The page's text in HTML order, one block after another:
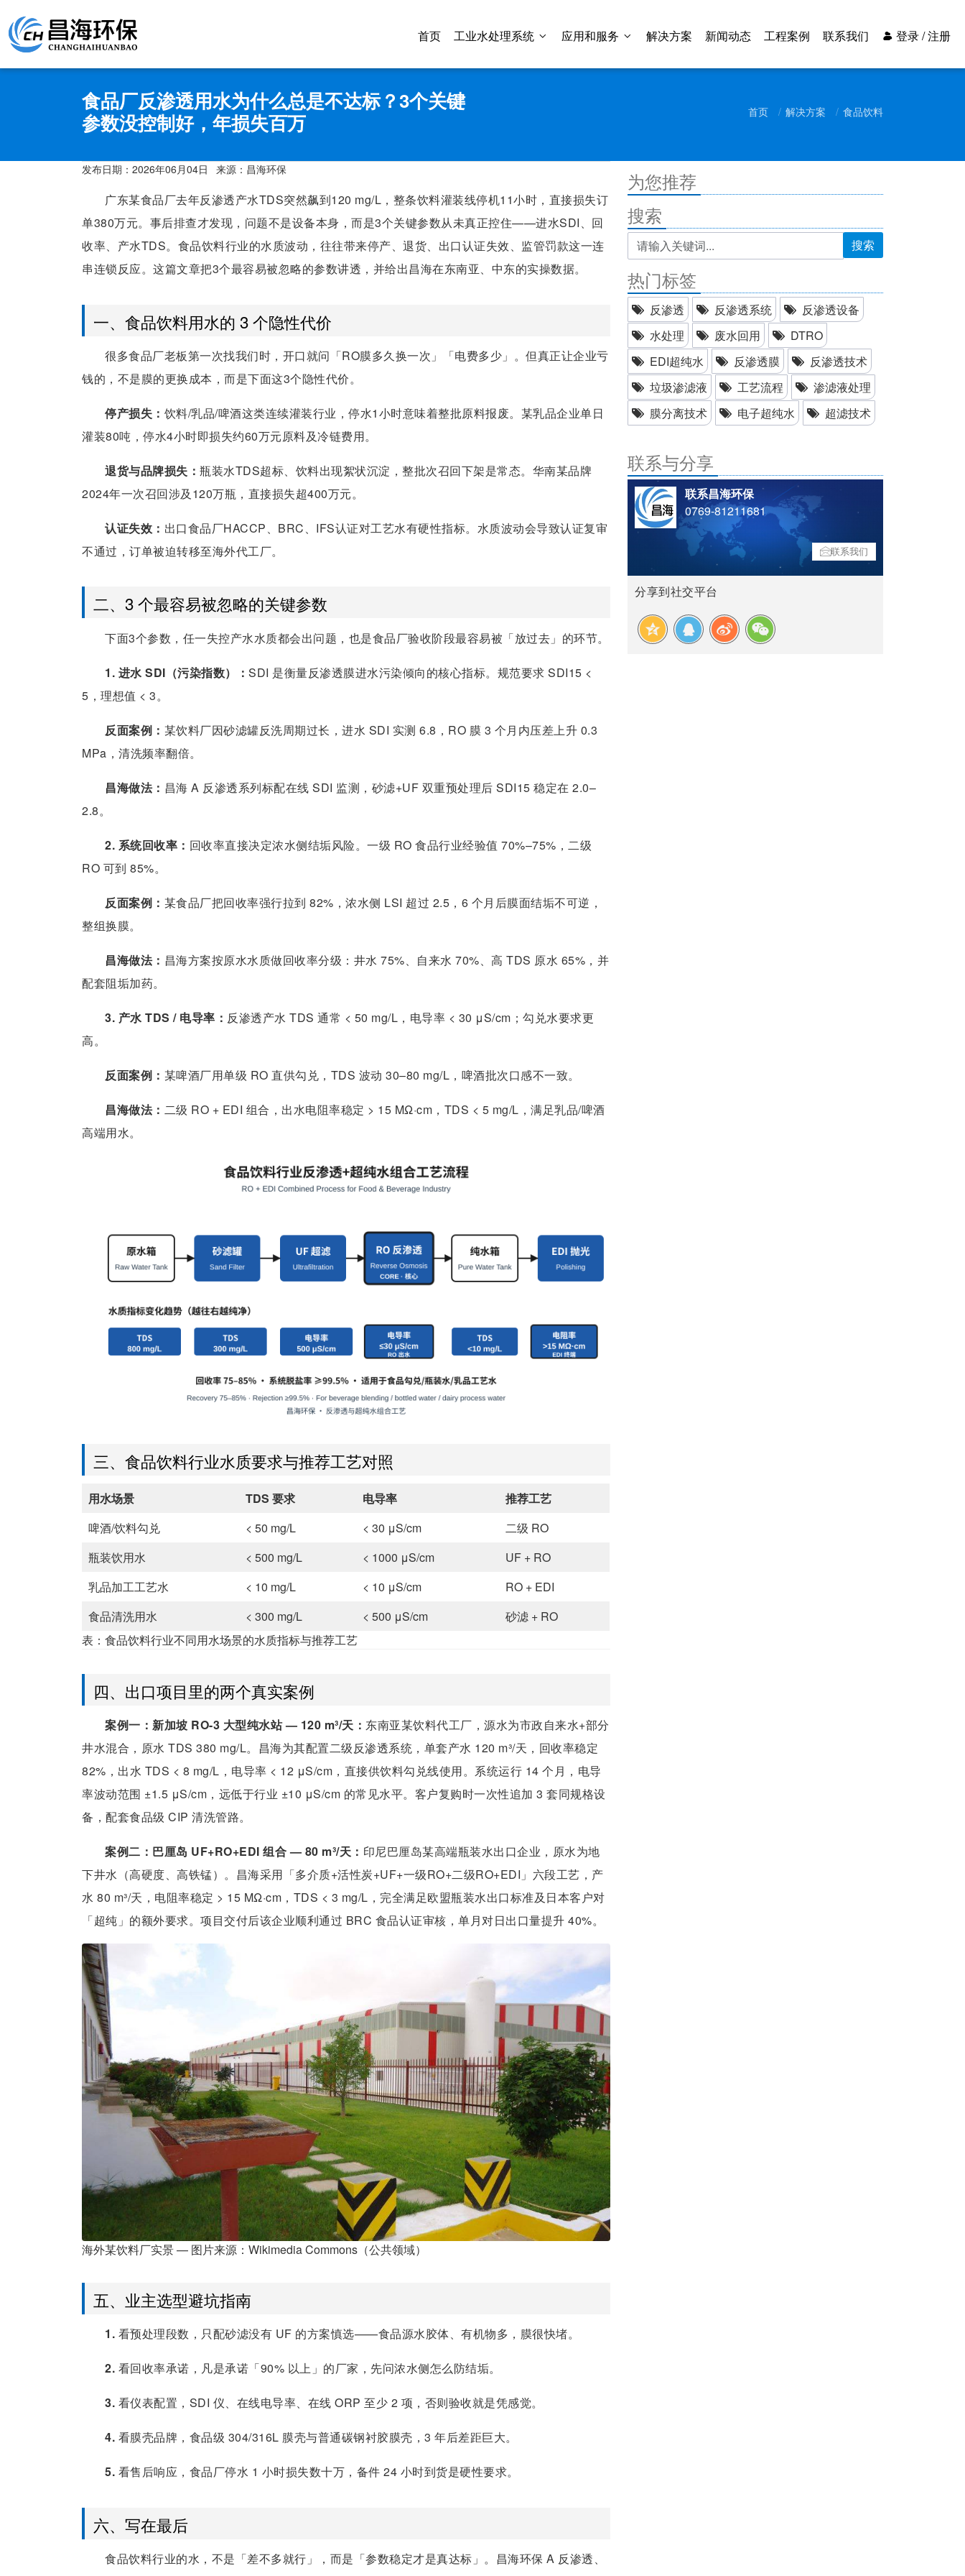
首页 工业水处理系统 应用和服务 解决方案 新闻动态 工程案例 联系我们 登录 / 注册
食品厂反渗透用水为什么总是不达标？3个关键
参数没控制好，年损失百万
首页 解决方案 食品饮料
发布日期： 2026年06月04日 来源：昌海环保
广东某食品厂去年反渗透产水TDS突然飙到120 mg/L，整条饮料灌装线停机11小时，直接损失订
单380万元。事后排查才发现，问题不是设备本身，而是3个关键参数从未真正控住——进水SDI、回
收率、产水TDS。食品饮料行业的水质波动，往往带来停产、退货、出口认证失效、监管罚款这一连
串连锁反应。这篇文章把3个最容易被忽略的参数讲透，并给出昌海在东南亚、中东的实操数据。
一、食品饮料用水的 3 个隐性代价
很多食品厂老板第一次找我们时，开口就问「RO膜多久换一次」「电费多少」。但真正让企业亏
钱的，不是膜的更换成本，而是下面这3个隐性代价。
停产损失： 饮料/乳品/啤酒这类连续灌装行业，停水1小时意味着整批原料报废。某乳品企业单日
灌装80吨，停水4小时即损失约60万元原料及冷链费用。
退货与品牌损失： 瓶装水TDS超标、饮料出现絮状沉淀，整批次召回下架是常态。华南某品牌
2024年一次召回涉及120万瓶，直接损失超400万元。
认证失效： 出口食品厂HACCP、BRC、IFS认证对工艺水有硬性指标。水质波动会导致认证复审
不通过，订单被迫转移至海外代工厂。
二、3 个最容易被忽略的关键参数
下面3个参数，任一失控产水水质都会出问题，也是食品厂验收阶段最容易被「放过去」的环节。
1. 进水 SDI（污染指数）： SDI 是衡量反渗透膜进水污染倾向的核心指标。规范要求 SDI15 <
5，理想值 < 3。
反面案例： 某饮料厂因砂滤罐反洗周期过长，进水 SDI 实测 6.8，RO 膜 3 个月内压差上升 0.3
MPa，清洗频率翻倍。
昌海做法： 昌海 A 反渗透系列标配在线 SDI 监测，砂滤+UF 双重预处理后 SDI15 稳定在 2.0–
2.8。
2. 系统回收率： 回收率直接决定浓水侧结垢风险。一级 RO 食品行业经验值 70%–75%，二级
RO 可到 85%。
反面案例： 某食品厂把回收率强行拉到 82%，浓水侧 LSI 超过 2.5，6 个月后膜面结垢不可逆，
整组换膜。
昌海做法： 昌海方案按原水水质做回收率分级：井水 75%、自来水 70%、高 TDS 原水 65%，并
配套阻垢加药。
3. 产水 TDS / 电导率： 反渗透产水 TDS 通常 < 50 mg/L，电导率 < 30 μS/cm；勾兑水要求更
高。
反面案例： 某啤酒厂用单级 RO 直供勾兑，TDS 波动 30–80 mg/L，啤酒批次口感不一致。
昌海做法： 二级 RO + EDI 组合，出水电阻率稳定 > 15 MΩ·cm，TDS < 5 mg/L，满足乳品/啤酒
高端用水。
三、食品饮料行业水质要求与推荐工艺对照
用水场景 TDS 要求 电导率
推荐工艺
啤酒/饮料勾兑
< 50 mg/L < 30 μS/cm
二级 RO
瓶装饮用水
< 500 mg/L < 1000 μS/cm
UF + RO
乳品加工工艺水
< 10 mg/L < 10 μS/cm
RO + EDI
食品清洗用水
< 300 mg/L < 500 μS/cm
砂滤 + RO
表：食品饮料行业不同用水场景的水质指标与推荐工艺
四、出口项目里的两个真实案例
案例一：新加坡 RO-3 大型纯水站 — 120 m³/天： 东南亚某饮料代工厂，源水为市政自来水+部分
井水混合，原水 TDS 380 mg/L。昌海为其配置二级反渗透系统，单套产水 120 m³/天，回收率稳定
82%，出水 TDS < 8 mg/L，电导率 < 12 μS/cm，直接供饮料勾兑线使用。系统运行 14 个月，电导
率波动范围 ±1.5 μS/cm，远低于行业 ±10 μS/cm 的常见水平。客户复购时一次性追加 3 套同规格设
备，配套食品级 CIP 清洗管路。
案例二：巴厘岛 UF+RO+EDI 组合 — 80 m³/天： 印尼巴厘岛某高端瓶装水出口企业，原水为地
下井水（高硬度、高铁锰）。昌海采用「多介质+活性炭+UF+一级RO+二级RO+EDI」六段工艺，产
水 80 m³/天，电阻率稳定 > 15 MΩ·cm，TDS < 3 mg/L，完全满足欧盟瓶装水出口标准及日本客户对
「超纯」的额外要求。项目交付后该企业顺利通过 BRC 食品认证审核，单月对日出口量提升 40%。
海外某饮料厂实景 — 图片来源：Wikimedia Commons（公共领域）
五、业主选型避坑指南
1. 看预处理段数，只配砂滤没有 UF 的方案慎选——食品源水胶体、有机物多，膜很快堵。
2. 看回收率承诺，凡是承诺「90% 以上」的厂家，先问浓水侧怎么防结垢。
3. 看仪表配置，SDI 仪、在线电导率、在线 ORP 至少 2 项，否则验收就是凭感觉。
4. 看膜壳品牌，食品级 304/316L 膜壳与普通碳钢衬胶膜壳，3 年后差距巨大。
5. 看售后响应，食品厂停水 1 小时损失数十万，备件 24 小时到货是硬性要求。
六、写在最后
食品饮料行业的水，不是「差不多就行」，而是「参数稳定才是真达标」。昌海环保 A 反渗透、
为您推荐
搜索
搜索
热门标签
反渗透 反渗透系统
反渗透设备
水处理
废水回用
DTRO
EDI超纯水
反渗透膜
反渗透技术
垃圾渗滤液
工艺流程
渗滤液处理
膜分离技术
电子超纯水 超滤技术
联系与分享
联系昌海环保
0769-81211681
联系我们
分享到社交平台